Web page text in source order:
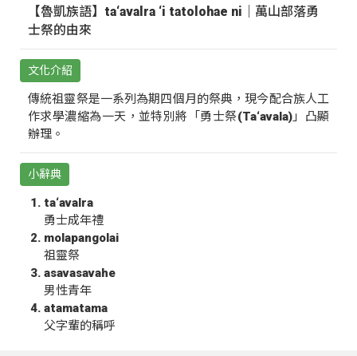
【魯凱族語】ta‘avalra ‘i tatolohae ni｜萬山部落勇
士祭的由來
文化介紹
傳統祖靈祭是一系列為期四個月的祭典，現今配合族人工
作求學濃縮為一天，並特別將「勇士祭(Ta‘avala)」凸顯
辦理。
小辭典
ta‘avalra
勇士成年禮
molapangolai
祖靈祭
asavasavahe
男性青年
atamatama
父字輩的稱呼